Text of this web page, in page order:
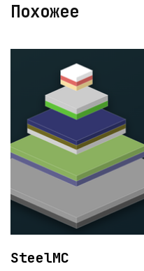
Похожее
SteelMC